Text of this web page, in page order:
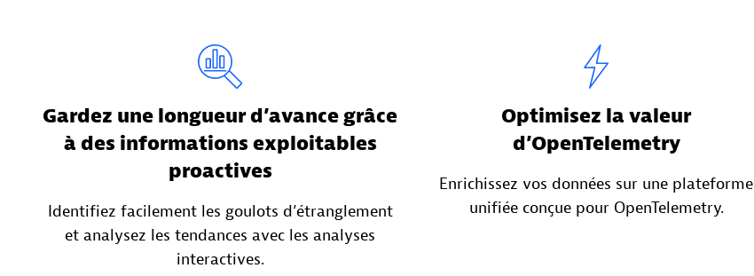
Gardez une longueur d’avance grâce
à des informations exploitables
proactives
Identifiez facilement les goulots d’étranglement
et analysez les tendances avec les analyses
interactives.
Optimisez la valeur
d’OpenTelemetry
Enrichissez vos données sur une plateforme
unifiée conçue pour OpenTelemetry.